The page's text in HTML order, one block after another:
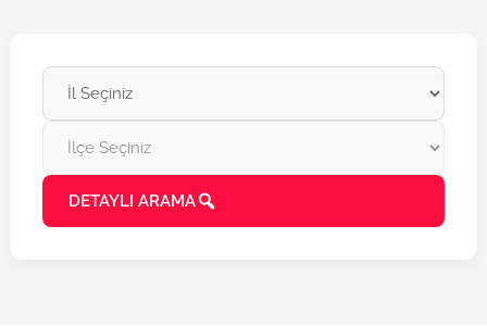
DETAYLI ARAMA